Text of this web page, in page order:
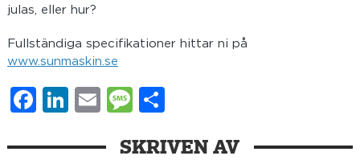
julas, eller hur?
Fullständiga specifikationer hittar ni på
www.sunmaskin.se
Facebook
LinkedIn
EmailMessage
SKRIVEN AV